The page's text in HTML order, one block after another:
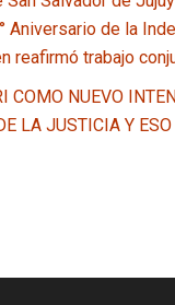
Aniversario de la
reafirmó trabajo
COMO NUEVO
LA JUSTICIA Y